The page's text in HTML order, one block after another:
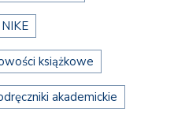
NIKE
książkowe
akademickie